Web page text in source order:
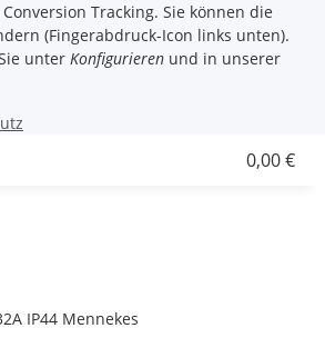
Tracking. Sie können die
(Fingerabdruck-Icon links unten).
unter Konfigurieren und in unserer
0,00 €